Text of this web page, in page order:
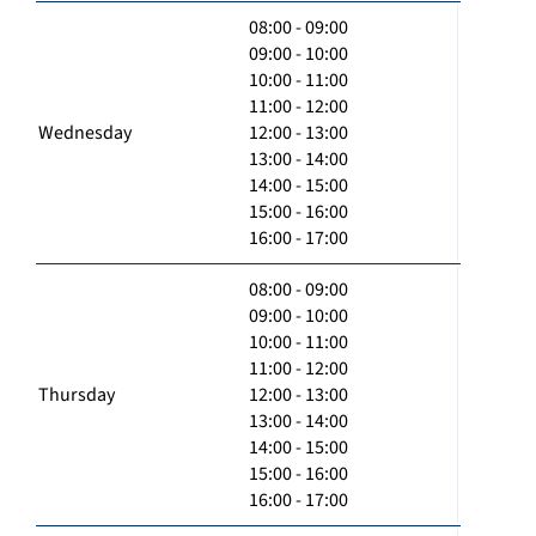
Wednesday
08:00 - 09:00
09:00 - 10:00
10:00 - 11:00
11:00 - 12:00
12:00 - 13:00
13:00 - 14:00
14:00 - 15:00
15:00 - 16:00
16:00 - 17:00
Thursday
08:00 - 09:00
09:00 - 10:00
10:00 - 11:00
11:00 - 12:00
12:00 - 13:00
13:00 - 14:00
14:00 - 15:00
15:00 - 16:00
16:00 - 17:00